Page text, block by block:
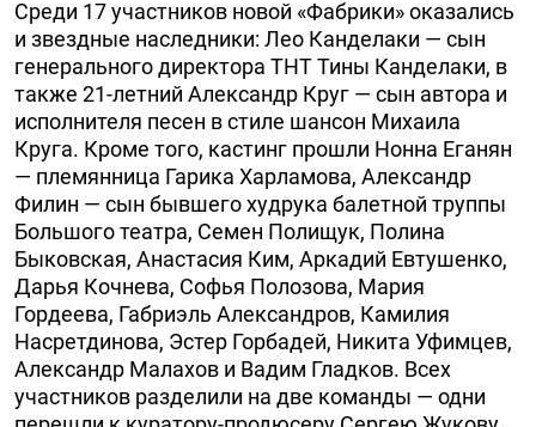
Среди 17 участников новой «Фабрики» оказались
и звездные наследники: Лео Канделаки — сын
генерального директора ТНТ Тины Канделаки, в
также 21-летний Александр Круг — сын автора и
исполнителя песен в стиле шансон Михаила
Круга. Кроме того, кастинг прошли Нонна Еганян
— племянница Гарика Харламова, Александр
Филин — сын бывшего худрука балетной труппы
Большого театра, Семен Полищук, Полина
Быковская, Анастасия Ким, Аркадий Евтушенко,
Дарья Кочнева, Софья Полозова, Мария
Гордеева, Габриэль Александров, Камилия
Насретдинова, Эстер Горбадей, Никита Уфимцев,
Александр Малахов и Вадим Гладков. Всех
участников разделили на две команды — одни